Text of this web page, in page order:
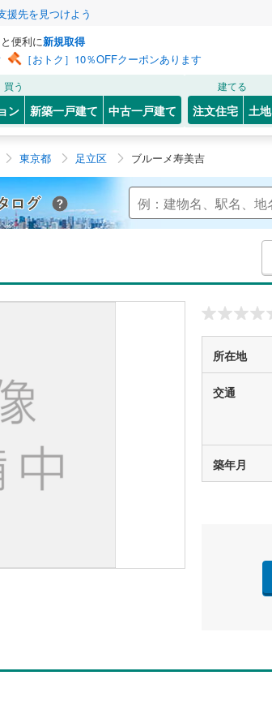
援先を見つけよう
便利に新規取得
［おトク］10％OFFクーポンあります
買う
ン 新築一戸建て 中古一戸建て
建てる
注文住宅 土地
東京都 足立区 ブルーメ寿美吉
Yahoo!不動産 マンションカタログ
所在地
交通
築年月